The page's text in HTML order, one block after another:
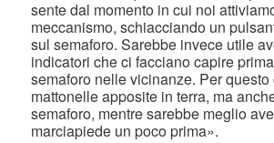
sente dal momento in cui noi
meccanismo, schiacciando un
sul semaforo. Sarebbe invece utile
indicatori che ci facciano capire
semaforo nelle vicinanze. Per
mattonelle apposite in terra, ma
semaforo, mentre sarebbe meglio
marciapiede un poco prima».